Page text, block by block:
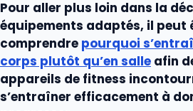
Pour aller plus loin dans la
équipements adaptés, il peut
comprendre pourquoi
corps plutôt qu’en salle afin
appareils de fitness
s’entraîner efficacement à